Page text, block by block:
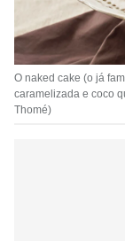
O naked cake (o já
caramelizada e coco
Thomé)